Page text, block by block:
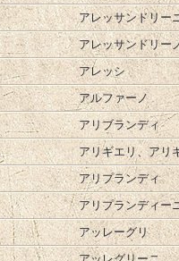
アレッサンドリー
アレッサンドリー
アレッシ
アルファーノ
アリブランディ
アリギエリ、アリ
アリプランディ
アリプランディー
アッレーグリ